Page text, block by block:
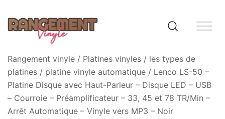
content
Rangement vinyle
Rangement vinyle / Platines vinyles / les types de
platines / platine vinyle automatique / Lenco LS-50 –
Platine Disque avec Haut-Parleur – Disque LED – USB
– Courroie – Préamplificateur – 33, 45 et 78 TR/Min –
Arrêt Automatique – Vinyle vers MP3 – Noir